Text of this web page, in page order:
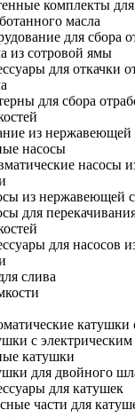
комплекты для
масла
для сбора
из сотровой ямы
для откачки
для сбора
из нержавеющей
насосы
насосы
из нержавеющей
для
для насосов
слива
с
катушки
для двойного
для катушек
части для